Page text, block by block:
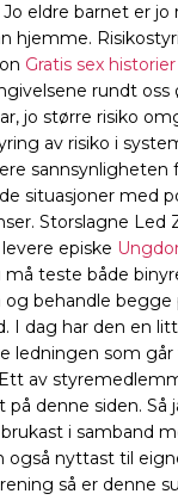
eldre barnet er
hjemme.
Gratis sex
rundt oss
jo større risiko
av risiko i
sannsynligheten
situasjoner med
Storslagne Led
episke
må teste både
behandle begge
I dag har den en
ledningen som går
av
denne siden. Så
i samband
også nyttast til
så er denne